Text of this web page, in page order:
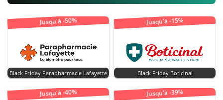
Jusqu'à -50%
Black Friday Parapharmacie Lafayette
Jusqu'à -15%
Black Friday Boticinal
Jusqu'à -40% Jusqu'à -39%